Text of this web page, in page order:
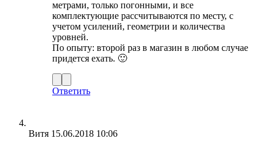
метрами, только погонными, и все
комплектующие рассчитываются по месту, с
учетом усилений, геометрии и количества
уровней.
По опыту: второй раз в магазин в любом случае
придется ехать. 🙂
Ответить
Витя 15.06.2018 10:06